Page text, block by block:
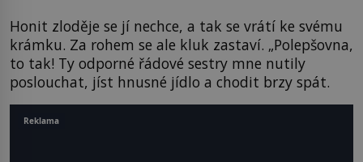
Honit zloděje se jí nechce, a tak se vrátí ke svému
krámku. Za rohem se ale kluk zastaví. „Polepšovna,
to tak! Ty odporné řádové sestry mne nutily
poslouchat, jíst hnusné jídlo a chodit brzy spát.
Reklama